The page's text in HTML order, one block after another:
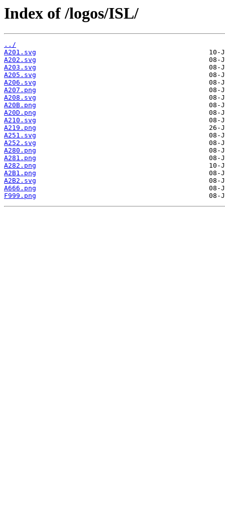
Index of /logos/ISL/
../
A201.svg
A202.svg
A203.svg
A205.svg
A206.svg
A207.png
A208.svg
A20B.png
A20D.png
A210.svg
A219.png
A251.svg
A252.svg
A280.png
A281.png
A282.png
A2B1.png
A2B2.svg
A666.png
F999.png